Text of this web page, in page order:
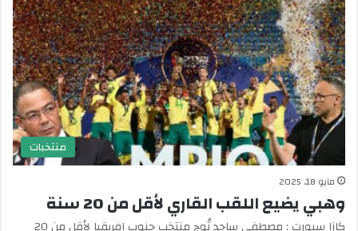
منتخبات
مايو 18, 2025
وهبي يضيع اللقب القاري لأقل من 20 سنة
كازا سبورت : مصطفى ساجد تُوج منتخب جنوب إفريقيا لأقل من 20